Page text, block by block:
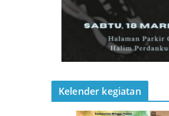
Kelender kegiatan